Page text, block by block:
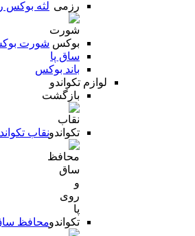
لثه بوکس
شورت
ساق پا
باند بوکس
لوازم تکواندو
بازگشت
نقاب
محافظ